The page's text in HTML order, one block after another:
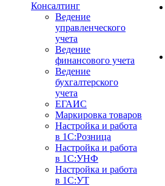
Консалтинг
Ведение
управленческого
учета
Ведение
финансового учета
Ведение
бухгалтерского
учета
ЕГАИС
Маркировка товаров
Настройка и работа
в 1С:Розница
Настройка и работа
в 1С:УНФ
Настройка и работа
в 1С:УТ